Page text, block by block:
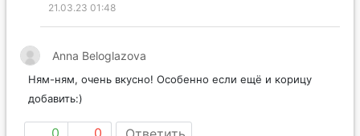
21.03.23 01:48
Anna Beloglazova
Ням-ням, очень вкусно! Особенно если ещё и корицу
добавить:)
0 0